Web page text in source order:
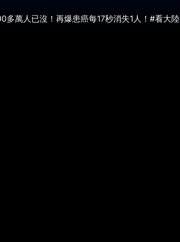
萬人已沒！再爆患癌每17秒消失1人！#看大陸